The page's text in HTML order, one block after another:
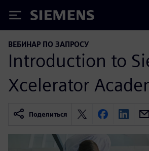
Siemens
ВЕБИНАР ПО ЗАПРОСУ
Introduction to
Xcelerator
Поделиться